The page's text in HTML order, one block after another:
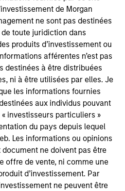
de Morgan
ne sont pas destinées
toute juridiction dans
produits d’investissement ou
afférentes n’est pas
destinées à être distribuées
ni à être utilisées par elles. Je
les informations fournies
aux individus pouvant
investisseurs particuliers »
du pays depuis lequel
Les informations ou opinions
ne doivent pas être
offre de vente, ni comme une
d’investissement. Par
ne peuvent être
Stanley Infrastructure
has been a part of MSIP
with Morgan Stanley
joining MSIP, Markus co-
European transportation
group in the Investment
he specialized in
finance transactions
East. Before that, in the
concentrated on the
infrastructure sectors.
and studied at the
Dresden and Munich. He
in law at Humboldt